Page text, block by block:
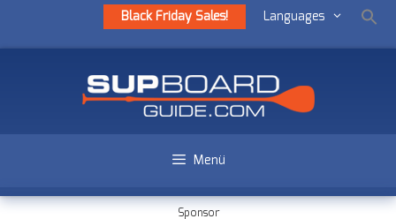
Black Friday Sales! Languages
Menü
Sponsor